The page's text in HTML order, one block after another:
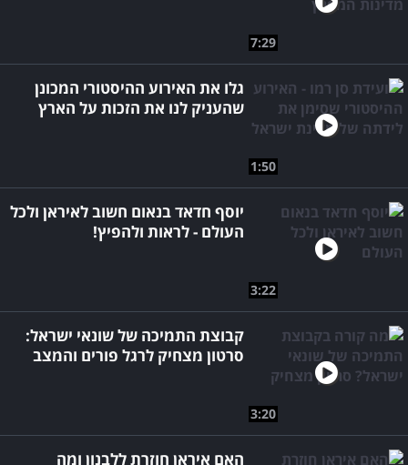
7:29
1:50
גלו את האירוע ההיסטורי המכונן
שהעניק לנו את הזכות על הארץ
3:22
יוסף חדאד בנאום חשוב לאיראן ולכל
העולם - לראות ולהפיץ!
3:20
קבוצת התמיכה של שונאי ישראל:
סרטון מצחיק לרגל פורים והמצב
האם איראן חוזרת ללבנון ומה